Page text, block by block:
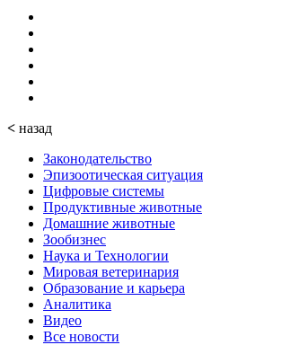
< назад
Законодательство
Эпизоотическая ситуация
Цифровые системы
Продуктивные животные
Домашние животные
Зообизнес
Наука и Технологии
Мировая ветеринария
Образование и карьера
Аналитика
Видео
Все новости